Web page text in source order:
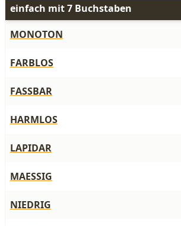
einfach mit 7 Buchstaben
MONOTON
FARBLOS
FASSBAR
HARMLOS
LAPIDAR
MAESSIG
NIEDRIG